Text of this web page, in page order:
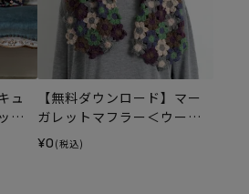
ュ
ト
【無料ダウンロード】マー
ガレットマフラー＜ウール
キュート＞（レシピ）
¥0 (税込)